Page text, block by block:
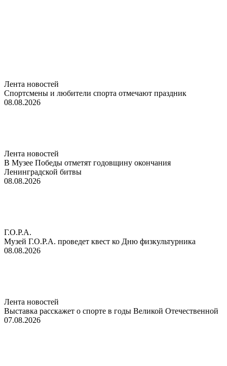
Лента новостей
Спортсмены и любители спорта отмечают праздник
08.08.2026
Лента новостей
В Музее Победы отметят годовщину окончания
Ленинградской битвы
08.08.2026
Г.О.Р.А.
Музей Г.О.Р.А. проведет квест ко Дню физкультурника
08.08.2026
Лента новостей
Выставка расскажет о спорте в годы Великой Отечественной
07.08.2026